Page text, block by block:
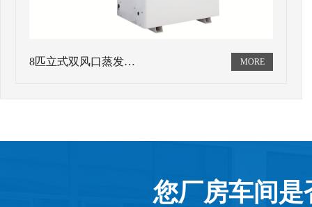
8匹立式双风口蒸发…
您厂房车间